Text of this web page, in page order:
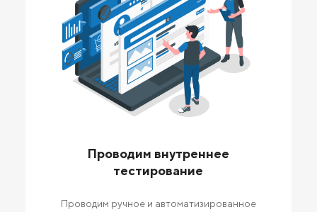
Проводим внутреннее
тестирование
Проводим ручное и автоматизированное